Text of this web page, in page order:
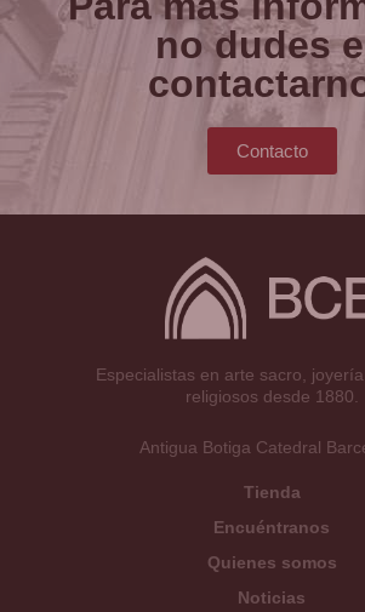
no dudes
Contacto
Especialistas en arte sacro,
religiosos desde 1880.
Antigua Botiga Catedral
Tienda
Encuéntranos
Quienes somos
Noticias